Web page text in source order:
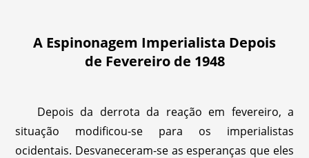
A Espinonagem Imperialista Depois
de Fevereiro de 1948
Depois da derrota da reação em fevereiro, a
situação modificou-se para os imperialistas
ocidentais. Desvaneceram-se as esperanças que eles